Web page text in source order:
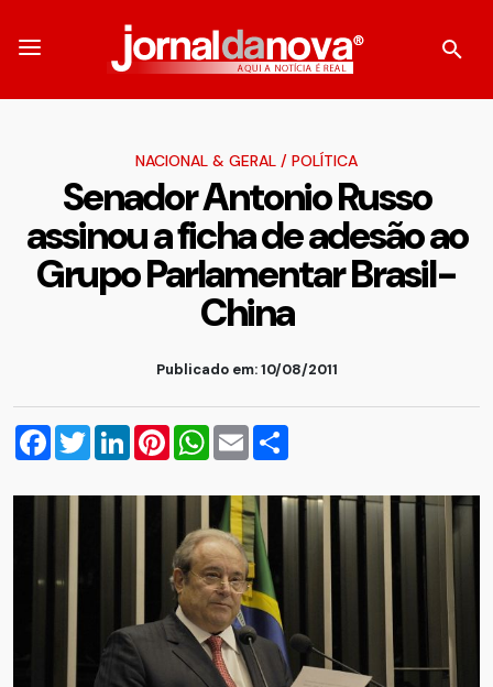
NACIONAL & GERAL / POLÍTICA
Senador Antonio Russo
assinou a ficha de adesão ao
Grupo Parlamentar Brasil-
China
Publicado em: 10/08/2011
Facebook
TwitterLinkedInPinterestWhatsApp
Email